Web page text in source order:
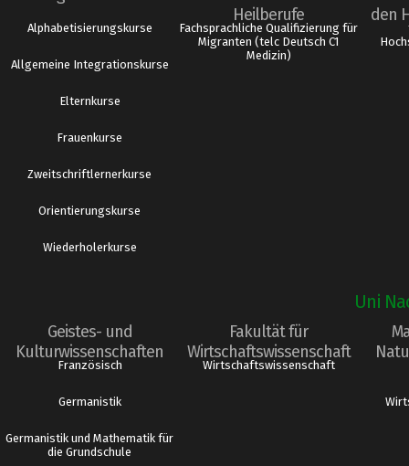
Alphabetisierungskurse
Allgemeine Integrationskurse
Elternkurse
Frauenkurse
Zweitschriftlernerkurse
Orientierungskurse
Wiederholerkurse
Heilberufe
Fachsprachliche Qualifizierung für
Migranten (telc Deutsch C1
Medizin)
den
Uni
Geistes- und
Kulturwissenschaften
Französisch
Germanistik
Germanistik und Mathematik für
die Grundschule
Fakultät für
Wirtschaftswissenschaft
Wirtschaftswissenschaft